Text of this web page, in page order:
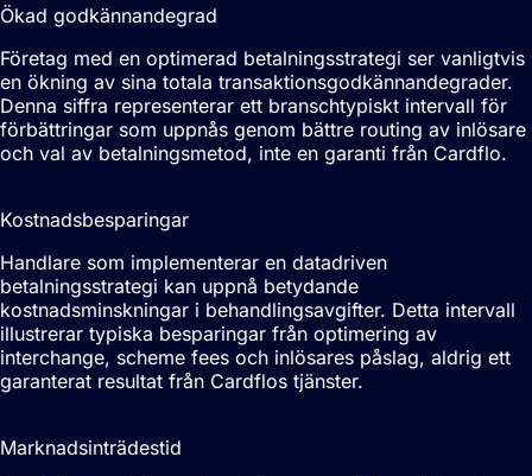
Ökad godkännandegrad
Företag med en optimerad betalningsstrategi ser vanligtvis
en ökning av sina totala transaktionsgodkännandegrader.
Denna siffra representerar ett branschtypiskt intervall för
förbättringar som uppnås genom bättre routing av inlösare
och val av betalningsmetod, inte en garanti från Cardflo.
Kostnadsbesparingar
Handlare som implementerar en datadriven
betalningsstrategi kan uppnå betydande
kostnadsminskningar i behandlingsavgifter. Detta intervall
illustrerar typiska besparingar från optimering av
interchange, scheme fees och inlösares påslag, aldrig ett
garanterat resultat från Cardflos tjänster.
Marknadsinträdestid